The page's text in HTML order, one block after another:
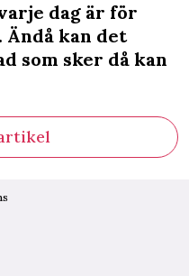
dag är för
Ändå kan det
som sker då kan